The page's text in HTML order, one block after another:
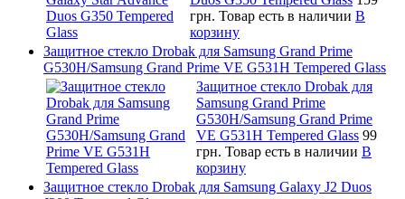
грн. Товар есть в наличии В
корзину
Защитное стекло Drobak для Samsung Grand Prime
G530H/Samsung Grand Prime VE G531H Tempered Glass
Защитное стекло Drobak для
Samsung Grand Prime
G530H/Samsung Grand Prime
VE G531H Tempered Glass 99
грн. Товар есть в наличии В
корзину
Защитное стекло Drobak для Samsung Galaxy J2 Duos